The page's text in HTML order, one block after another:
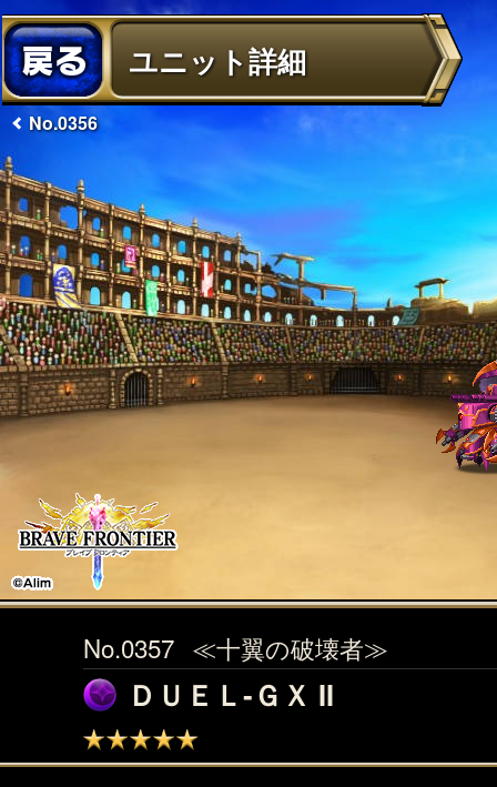
ユニット詳細
No.0356
No.0357 ≪十翼の破壊者≫
ＤＵＥＬ‐ＧＸ II